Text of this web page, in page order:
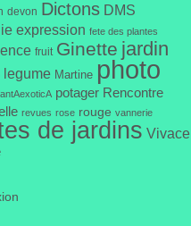
devon Dictons DMS
expression fete des plantes
fruit Ginette jardin
legume Martine photo
potager Rencontre
revues rose rouge vannerie
de jardins Vivace